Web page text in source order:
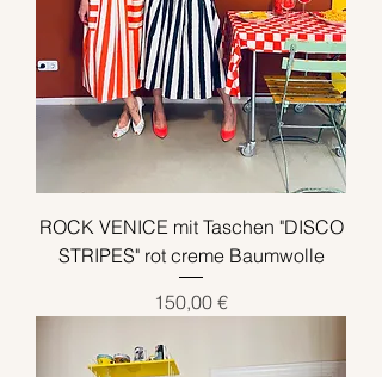
ROCK VENICE mit Taschen "DISCO
STRIPES" rot creme Baumwolle
Preis
150,00 €